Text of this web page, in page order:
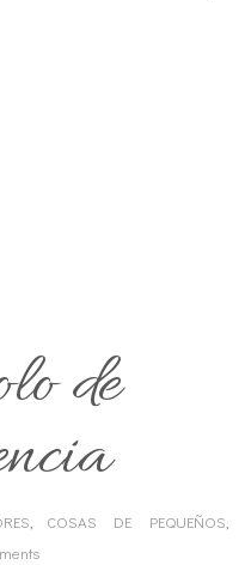
de
COSAS DE PEQUEÑOS